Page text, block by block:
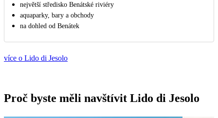
největší středisko Benátské riviéry
aquaparky, bary a obchody
na dohled od Benátek
více o Lido di Jesolo
Proč byste měli navštívit Lido di Jesolo